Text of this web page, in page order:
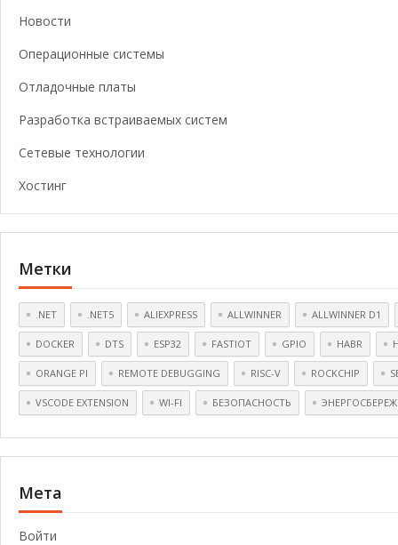
Новости
Операционные системы
Отладочные платы
Разработка встраиваемых систем
Сетевые технологии
Хостинг
Метки
.NET .NET5 ALIEXPRESS ALLWINNER ALLWINNER D1
DOCKER DTS ESP32 FASTIOT GPIO HABR
ORANGE PI REMOTE DEBUGGING RISC-V ROCKCHIP
VSCODE EXTENSION WI-FI БЕЗОПАСНОСТЬ
Мета
Войти